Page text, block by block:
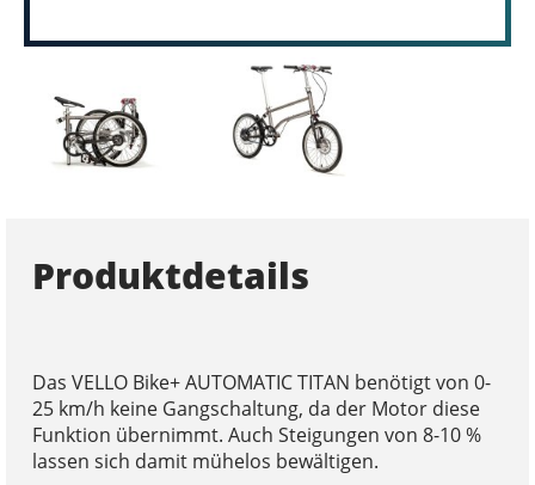
Produktdetails
Das VELLO Bike+ AUTOMATIC TITAN benötigt von 0-
25 km/h keine Gangschaltung, da der Motor diese
Funktion übernimmt. Auch Steigungen von 8-10 %
lassen sich damit mühelos bewältigen.